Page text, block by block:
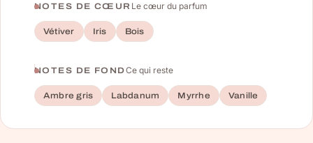
NOTES DE CŒUR Le cœur du parfum
Vétiver Iris Bois
NOTES DE FONDCe qui reste
Ambre gris Labdanum Myrrhe Vanille